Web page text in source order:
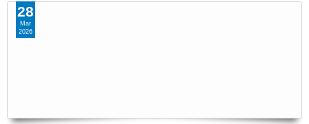
28
Mar
2026